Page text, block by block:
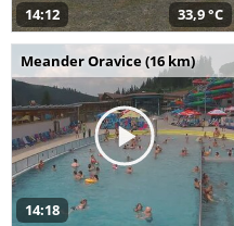
14:12 33,9 °C
Meander Oravice (16 km)
14:18